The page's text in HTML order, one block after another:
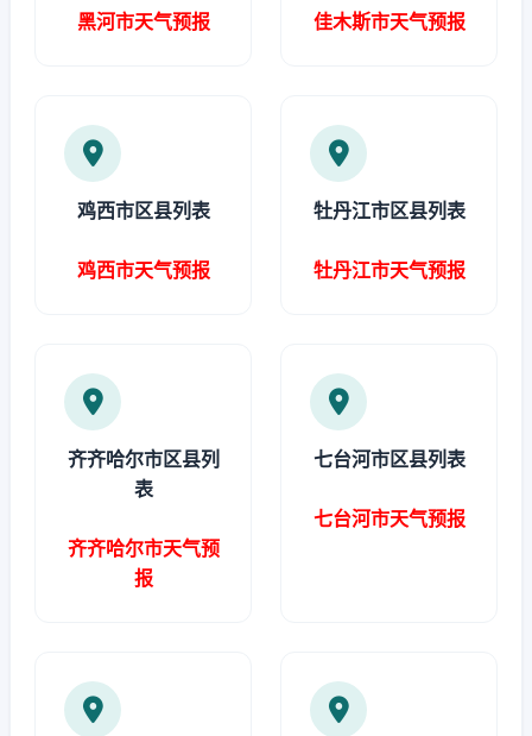
黑河市天气预报 佳木斯市天气预报
鸡西市区县列表
鸡西市天气预报
牡丹江市区县列表
牡丹江市天气预报
齐齐哈尔市区县列
表
齐齐哈尔市天气预
报
七台河市区县列表
七台河市天气预报